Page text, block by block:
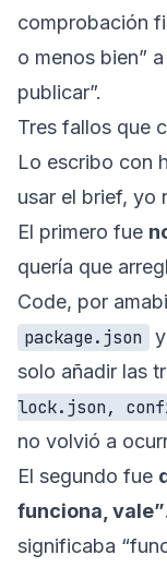
comprobación
o menos bien”
publicar”.
Tres fallos que
Lo escribo con
usar el brief, yo
El primero fue
quería que
Code, por
package.json
solo añadir las
lock.json,
no volvió a
El segundo fue
funciona, vale”
significaba